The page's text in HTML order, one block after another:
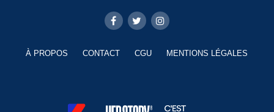
À PROPOS CONTACT CGU MENTIONS LÉGALES